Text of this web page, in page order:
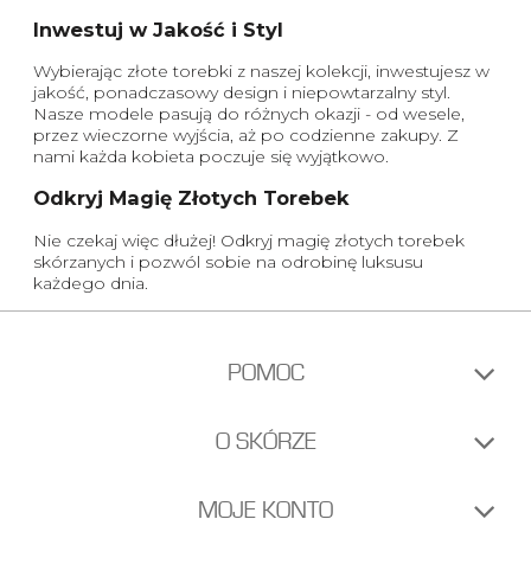
Inwestuj w Jakość i Styl
Wybierając złote torebki z naszej kolekcji, inwestujesz w
jakość, ponadczasowy design i niepowtarzalny styl.
Nasze modele pasują do różnych okazji - od wesele,
przez wieczorne wyjścia, aż po codzienne zakupy. Z
nami każda kobieta poczuje się wyjątkowo.
Odkryj Magię Złotych Torebek
Nie czekaj więc dłużej! Odkryj magię złotych torebek
skórzanych i pozwól sobie na odrobinę luksusu
każdego dnia.
POMOC
O SKÓRZE
MOJE KONTO